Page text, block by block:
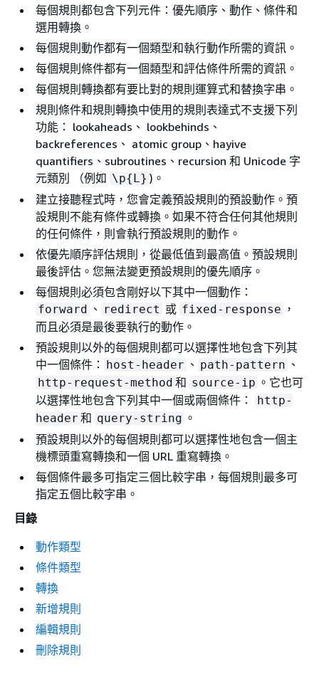
每個規則都包含下列元件：優先順序、動作、條件和
選用轉換。
每個規則動作都有一個類型和執行動作所需的資訊。
每個規則條件都有一個類型和評估條件所需的資訊。
每個規則轉換都有要比對的規則運算式和替換字串。
規則條件和規則轉換中使用的規則表達式不支援下列
功能： lookaheads、 lookbehinds、
backreferences、 atomic group、hayive
quantifiers、subroutines、recursion 和 Unicode 字
元類別 （例如 \p{L} )。
建立接聽程式時，您會定義預設規則的預設動作。預
設規則不能有條件或轉換。如果不符合任何其他規則
的任何條件，則會執行預設規則的動作。
依優先順序評估規則，從最低值到最高值。預設規則
最後評估。您無法變更預設規則的優先順序。
每個規則必須包含剛好以下其中一個動作：
forward 、 redirect 或 fixed-response ，
而且必須是最後要執行的動作。
預設規則以外的每個規則都可以選擇性地包含下列其
中一個條件： host-header 、 path-pattern 、
http-request-method 和 source-ip 。它也可
以選擇性地包含下列其中一個或兩個條件：
http-
header 和 query-string 。
預設規則以外的每個規則都可以選擇性地包含一個主
機標頭重寫轉換和一個 URL 重寫轉換。
每個條件最多可指定三個比較字串，每個規則最多可
指定五個比較字串。
目錄
動作類型
條件類型
轉換
新增規則
編輯規則
刪除規則